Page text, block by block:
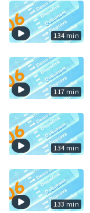
134 min
117 min
134 min
133 min